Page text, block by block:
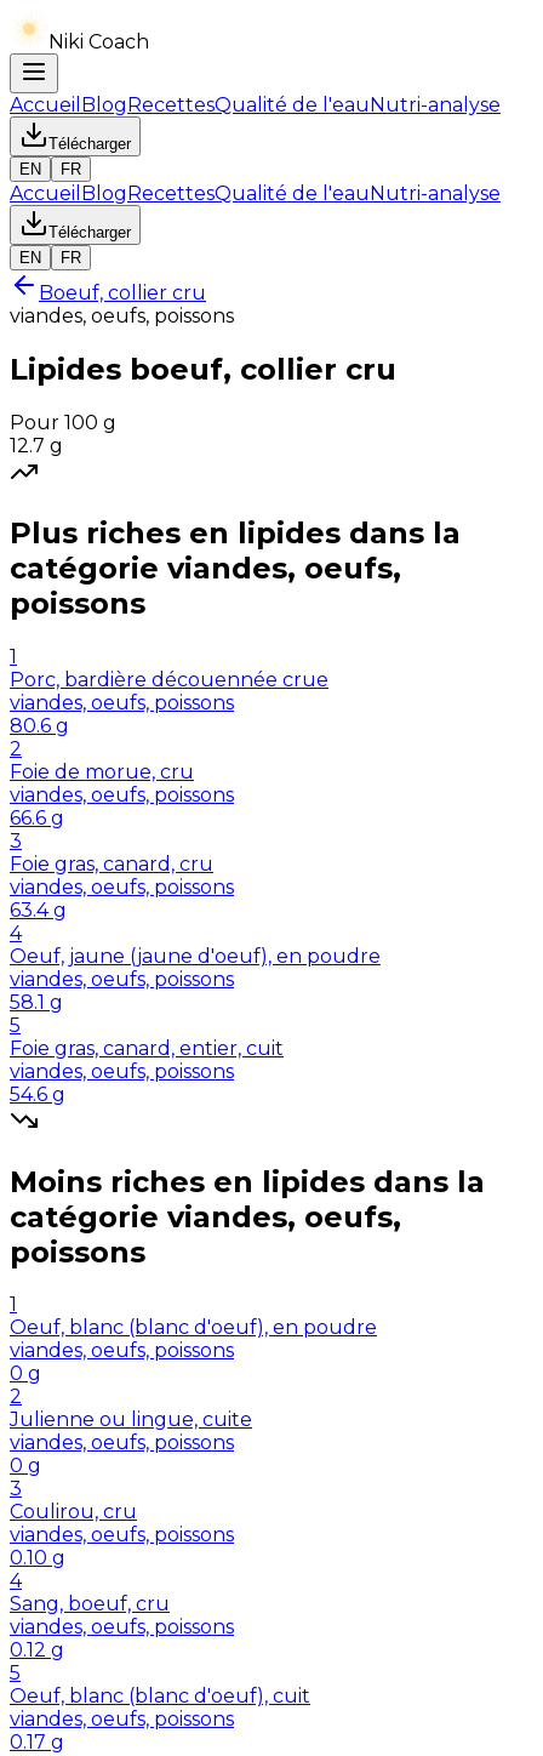
Niki Coach
Accueil BlogRecettesQualité de l'eauNutri-analyse
Télécharger
EN
FR
Accueil BlogRecettesQualité de l'eauNutri-analyse
Télécharger
EN
FR
Boeuf, collier cru
viandes, oeufs, poissons
Lipides boeuf, collier cru
Pour 100 g
12.7 g
Plus riches en lipides dans la
catégorie viandes, oeufs,
poissons
1
Porc, bardière découennée crue
viandes, oeufs, poissons
80.6 g
2
Foie de morue, cru
viandes, oeufs, poissons
66.6 g
3
Foie gras, canard, cru
viandes, oeufs, poissons
63.4 g
4
Oeuf, jaune (jaune d'oeuf), en poudre
viandes, oeufs, poissons
58.1 g
5
Foie gras, canard, entier, cuit
viandes, oeufs, poissons
54.6 g
Moins riches en lipides dans la
catégorie viandes, oeufs,
poissons
1
Oeuf, blanc (blanc d'oeuf), en poudre
viandes, oeufs, poissons
0 g
2
Julienne ou lingue, cuite
viandes, oeufs, poissons
0 g
3
Coulirou, cru
viandes, oeufs, poissons
0.10 g
4
Sang, boeuf, cru
viandes, oeufs, poissons
0.12 g
5
Oeuf, blanc (blanc d'oeuf), cuit
viandes, oeufs, poissons
0.17 g